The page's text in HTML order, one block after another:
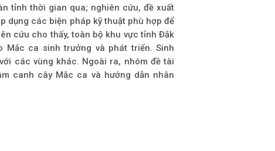
tỉnh thời gian qua; nghiên cứu, đề xuất
dụng các biện pháp kỹ thuật phù hợp để
cứu cho thấy, toàn bộ khu vực tỉnh Đắk
Mắc ca sinh trưởng và phát triển. Sinh
các vùng khác. Ngoài ra, nhóm đề tài
canh cây Mắc ca và hướng dẫn nhân